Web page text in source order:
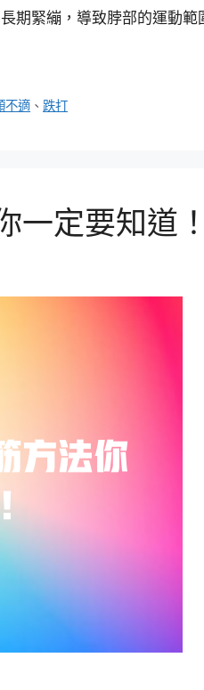
期緊繃，導致脖部的運動範
不適 、 跌打
一定要知道！